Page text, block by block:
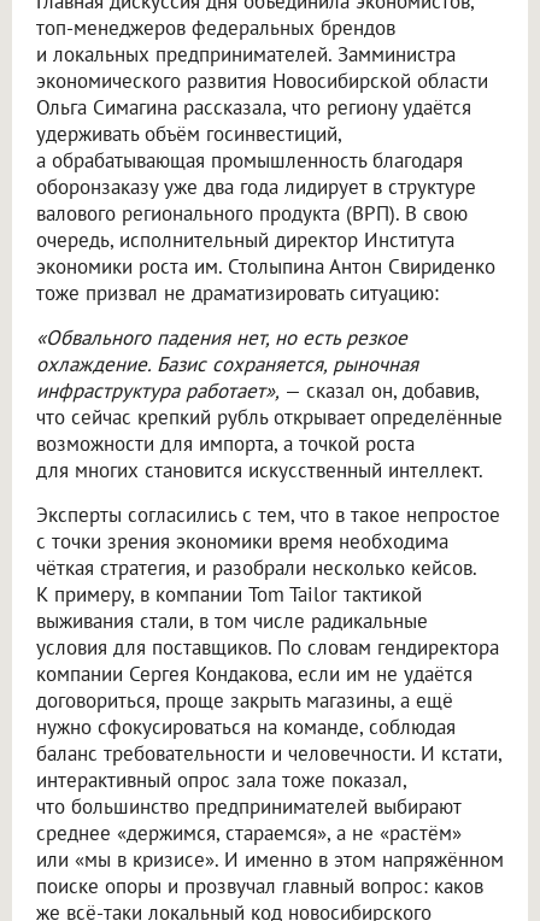
топ-менеджеров федеральных брендов
и локальных предпринимателей. Замминистра
экономического развития Новосибирской области
Ольга Симагина рассказала, что региону удаётся
удерживать объём госинвестиций,
а обрабатывающая промышленность благодаря
оборонзаказу уже два года лидирует в структуре
валового регионального продукта (ВРП). В свою
очередь, исполнительный директор Института
экономики роста им. Столыпина Антон Свириденко
тоже призвал не драматизировать ситуацию:
«Обвального падения нет, но есть резкое
охлаждение. Базис сохраняется, рыночная
инфраструктура работает», — сказал он, добавив,
что сейчас крепкий рубль открывает определённые
возможности для импорта, а точкой роста
для многих становится искусственный интеллект.
Эксперты согласились с тем, что в такое непростое
с точки зрения экономики время необходима
чёткая стратегия, и разобрали несколько кейсов.
К примеру, в компании Tom Tailor тактикой
выживания стали, в том числе радикальные
условия для поставщиков. По словам гендиректора
компании Сергея Кондакова, если им не удаётся
договориться, проще закрыть магазины, а ещё
нужно сфокусироваться на команде, соблюдая
баланс требовательности и человечности. И кстати,
интерактивный опрос зала тоже показал,
что большинство предпринимателей выбирают
среднее «держимся, стараемся», а не «растём»
или «мы в кризисе». И именно в этом напряжённом
поиске опоры и прозвучал главный вопрос: каков
же всё-таки локальный код новосибирского